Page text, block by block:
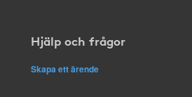
Hjälp och frågor
Skapa ett ärende